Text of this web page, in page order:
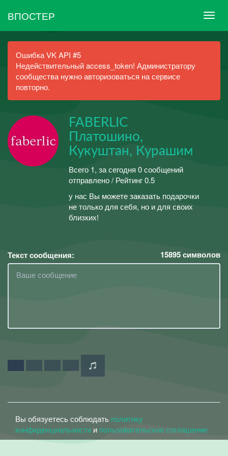
ВПОСТЕР
Ошибка VK API #5
Недействительный access_token! Администратору
сообщества нужно авторизоваться на сервисе
повторно.
FABERLIC
Платошино,
Кукуштан, Курашим
Всего 1, за сегодня 0 сообщений
отправлено / Рейтинг 0.5
у нас Вы можете заказать подарочки
не только для себя, но и для своих
близких!
Текст сообщения: 15895символов
Вы обязуетесь соблюдать политику
конфиденциальности и пользовательское соглашение